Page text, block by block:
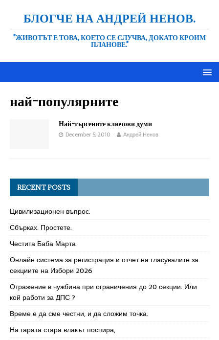
БЛОГЧЕ НА АНДРЕЙ НЕНОВ.
"ЖИВОТЪТ Е ТОВА, КОЕТО СЕ СЛУЧВА, ДОКАТО КРОИМ
ПЛАНОВЕ."
най-популярните
Най-търсените ключови думи
December 5, 2010 Андрей Ненов
RECENT POSTS
Цивилизационен въпрос.
Сбърках. Простете.
Честита Баба Марта
Онлайн система за регистрация и отчет на гласувалите за
секциите на Избори 2026
Отражение в чужбина при ограничения до 20 секции. Или
кой работи за ДПС ?
Време е да сме честни, и да сложим точка.
На гарата стара влакът поспира,